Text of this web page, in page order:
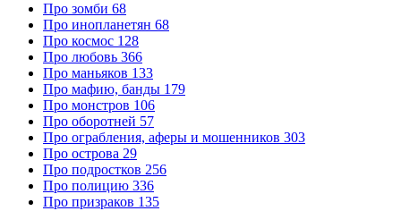
Про зомби 68
Про инопланетян 68
Про космос 128
Про любовь 366
Про маньяков 133
Про мафию, банды 179
Про монстров 106
Про оборотней 57
Про ограбления, аферы и мошенников 303
Про острова 29
Про подростков 256
Про полицию 336
Про призраков 135